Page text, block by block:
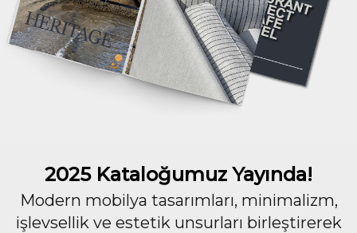
2025 Kataloğumuz Yayında!
Modern mobilya tasarımları, minimalizm,
işlevsellik ve estetik unsurları birleştirerek